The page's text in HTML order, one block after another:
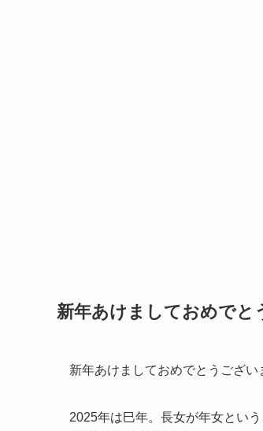
新年あけましておめでと
新年あけましておめでとうござい
2025年は巳年。長女が年女という